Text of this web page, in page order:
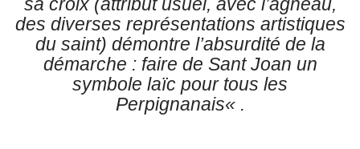
sa croix (attribut usuel, avec l’agneau,
des diverses représentations artistiques
du saint) démontre l’absurdité de la
démarche : faire de Sant Joan un
symbole laïc pour tous les
Perpignanais« .